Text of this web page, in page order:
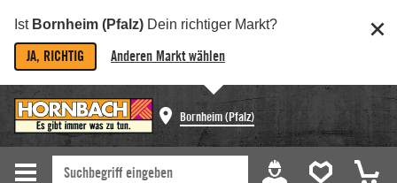
Ist Bornheim (Pfalz) Dein richtiger Markt?
JA, RICHTIG Anderen Markt wählen
Bornheim (Pfalz)